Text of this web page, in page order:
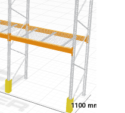
1100 mm